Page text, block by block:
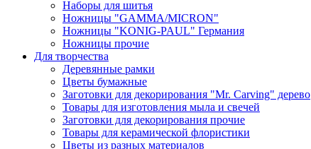
Наборы для шитья
Ножницы "GAMMA/MICRON"
Ножницы "KONIG-PAUL" Германия
Ножницы прочие
Для творчества
Деревянные рамки
Цветы бумажные
Заготовки для декорирования "Mr. Carving" дерево
Товары для изготовления мыла и свечей
Заготовки для декорирования прочие
Товары для керамической флористики
Цветы из разных материалов